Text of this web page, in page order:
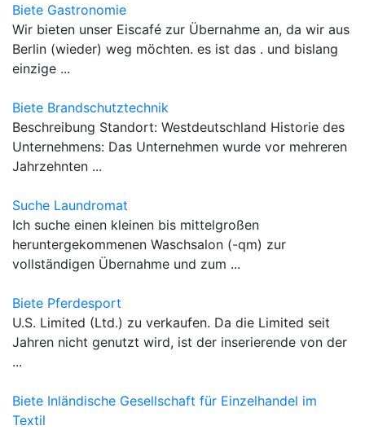
Biete Gastronomie
Wir bieten unser Eiscafé zur Übernahme an, da wir aus
Berlin (wieder) weg möchten. es ist das . und bislang
einzige ...
Biete Brandschutztechnik
Beschreibung Standort: Westdeutschland Historie des
Unternehmens: Das Unternehmen wurde vor mehreren
Jahrzehnten ...
Suche Laundromat
Ich suche einen kleinen bis mittelgroßen
heruntergekommenen Waschsalon (-qm) zur
vollständigen Übernahme und zum ...
Biete Pferdesport
U.S. Limited (Ltd.) zu verkaufen. Da die Limited seit
Jahren nicht genutzt wird, ist der inserierende von der
...
Biete Inländische Gesellschaft für Einzelhandel im
Textil